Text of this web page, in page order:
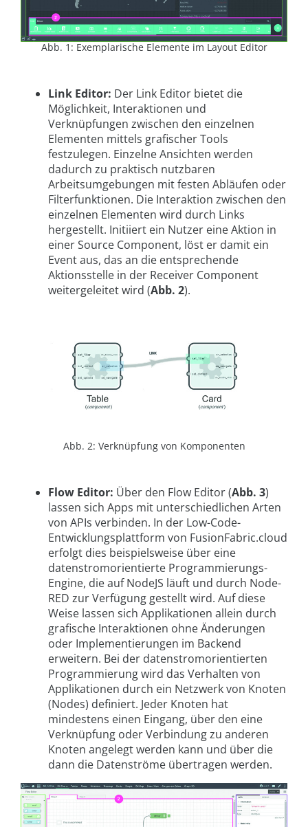
Abb. 1: Exemplarische Elemente im Layout Editor
Link Editor: Der Link Editor bietet die
Möglichkeit, Interaktionen und
Verknüpfungen zwischen den einzelnen
Elementen mittels grafischer Tools
festzulegen. Einzelne Ansichten werden
dadurch zu praktisch nutzbaren
Arbeitsumgebungen mit festen Abläufen oder
Filterfunktionen. Die Interaktion zwischen den
einzelnen Elementen wird durch Links
hergestellt. Initiiert ein Nutzer eine Aktion in
einer Source Component, löst er damit ein
Event aus, das an die entsprechende
Aktionsstelle in der Receiver Component
weitergeleitet wird (Abb. 2).
Abb. 2: Verknüpfung von Komponenten
Flow Editor: Über den Flow Editor (Abb. 3)
lassen sich Apps mit unterschiedlichen Arten
von APIs verbinden. In der Low-Code-
Entwicklungsplattform von FusionFabric.cloud
erfolgt dies beispielsweise über eine
datenstromorientierte Programmierungs-
Engine, die auf NodeJS läuft und durch Node-
RED zur Verfügung gestellt wird. Auf diese
Weise lassen sich Applikationen allein durch
grafische Interaktionen ohne Änderungen
oder Implementierungen im Backend
erweitern. Bei der datenstromorientierten
Programmierung wird das Verhalten von
Applikationen durch ein Netzwerk von Knoten
(Nodes) definiert. Jeder Knoten hat
mindestens einen Eingang, über den eine
Verknüpfung oder Verbindung zu anderen
Knoten angelegt werden kann und über die
dann die Datenströme übertragen werden.